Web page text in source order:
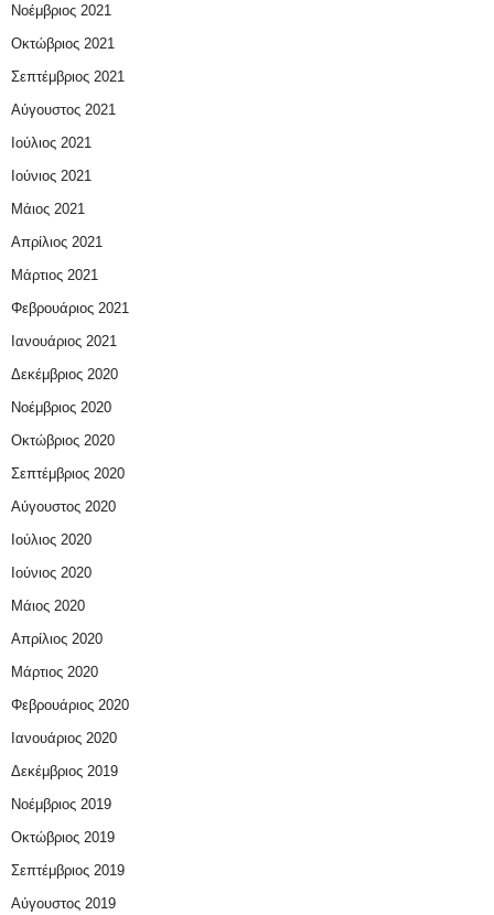
Νοέμβριος 2021
Οκτώβριος 2021
Σεπτέμβριος 2021
Αύγουστος 2021
Ιούλιος 2021
Ιούνιος 2021
Μάιος 2021
Απρίλιος 2021
Μάρτιος 2021
Φεβρουάριος 2021
Ιανουάριος 2021
Δεκέμβριος 2020
Νοέμβριος 2020
Οκτώβριος 2020
Σεπτέμβριος 2020
Αύγουστος 2020
Ιούλιος 2020
Ιούνιος 2020
Μάιος 2020
Απρίλιος 2020
Μάρτιος 2020
Φεβρουάριος 2020
Ιανουάριος 2020
Δεκέμβριος 2019
Νοέμβριος 2019
Οκτώβριος 2019
Σεπτέμβριος 2019
Αύγουστος 2019